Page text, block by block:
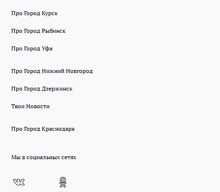
Про Город Курск
Про Город Рыбинск
Про Город Уфа
Про Город Нижний Новгород
Про Город Дзержинск
Твои Новости
Про Город Краснодара
Мы в социальных сетях